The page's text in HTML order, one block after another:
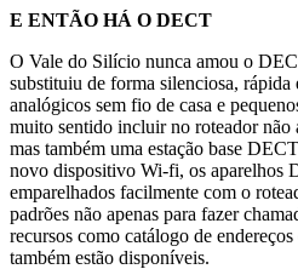
E ENTÃO HÁ O DECT
O Vale do Silício nunca amou o
substituiu de forma silenciosa, rápida
analógicos sem fio de casa e
muito sentido incluir no roteador não
mas também uma estação base
novo dispositivo Wi-fi, os aparelhos
emparelhados facilmente com o
padrões não apenas para fazer
recursos como catálogo de
também estão disponíveis.